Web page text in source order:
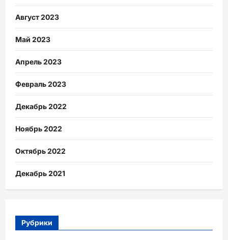
Август 2023
Май 2023
Апрель 2023
Февраль 2023
Декабрь 2022
Ноябрь 2022
Октябрь 2022
Декабрь 2021
Рубрики